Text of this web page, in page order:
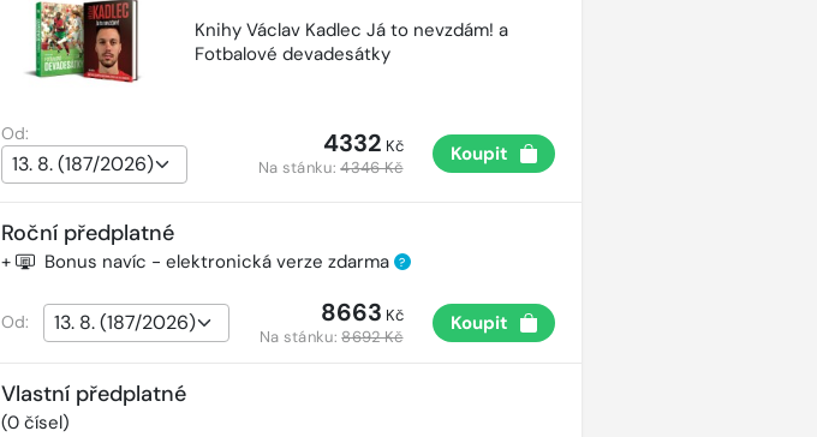
Knihy Václav Kadlec Já to nevzdám! a
Fotbalové devadesátky
Od: 4332 Kč
Na stánku:4346 Kč
Koupit
Roční předplatné
+ Bonus navíc - elektronická verze zdarma ?
Od: 8663 Kč
Na stánku:8692 Kč
Koupit
Vlastní předplatné
(0čísel)